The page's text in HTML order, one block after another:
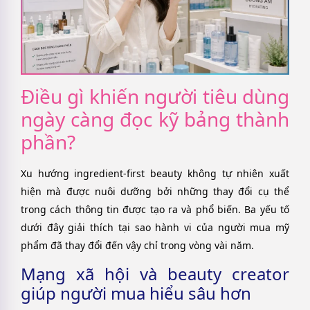
Điều gì khiến người tiêu dùng
ngày càng đọc kỹ bảng thành
phần?
Xu hướng ingredient-first beauty không tự nhiên xuất
hiện mà được nuôi dưỡng bởi những thay đổi cụ thể
trong cách thông tin được tạo ra và phổ biến. Ba yếu tố
dưới đây giải thích tại sao hành vi của người mua mỹ
phẩm đã thay đổi đến vậy chỉ trong vòng vài năm.
Mạng xã hội và beauty creator
giúp người mua hiểu sâu hơn